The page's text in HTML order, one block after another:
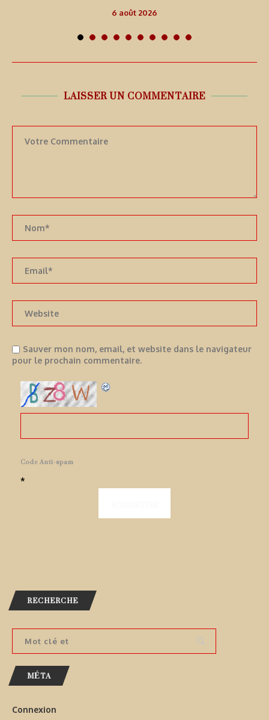
6 août 2026
LAISSER UN COMMENTAIRE
Sauver mon nom, email, et website dans le navigateur
pour le prochain commentaire.
Code Anti-spam
*
RECHERCHE
MÉTA
Connexion